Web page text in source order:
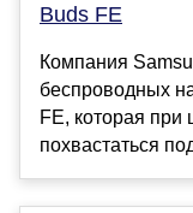
Buds FE
Компания
беспроводных
FE, которая
похвастаться